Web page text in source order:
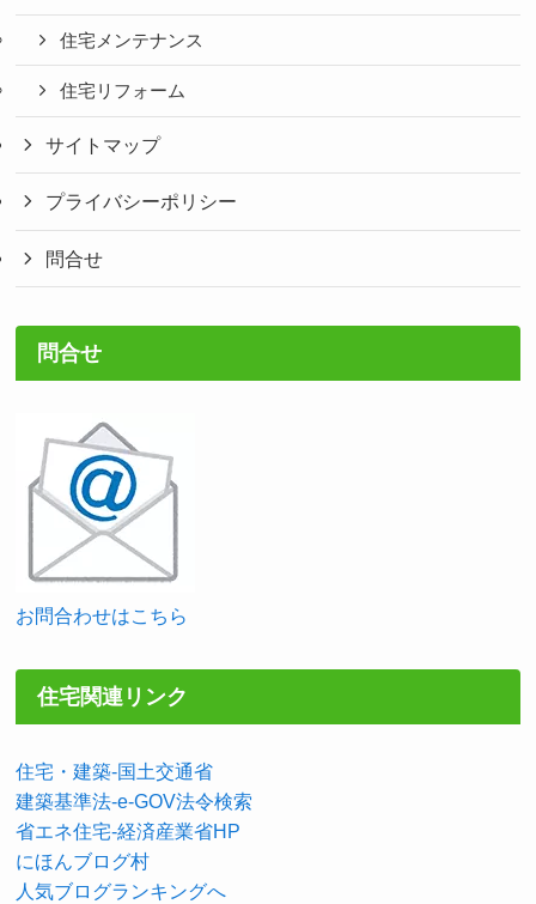
住宅メンテナンス
住宅リフォーム
サイトマップ
プライバシーポリシー
問合せ
問合せ
お問合わせはこちら
住宅関連リンク
住宅・建築-国土交通省
建築基準法-e-GOV法令検索
省エネ住宅-経済産業省HP
にほんブログ村
人気ブログランキングへ